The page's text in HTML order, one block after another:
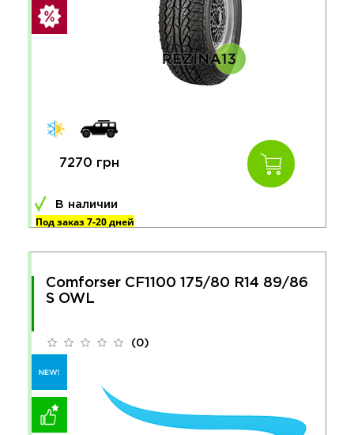
7270 грн
В наличии
Под заказ 7-20 дней
Comforser CF1100 175/80 R14 89/86
S OWL
(0)